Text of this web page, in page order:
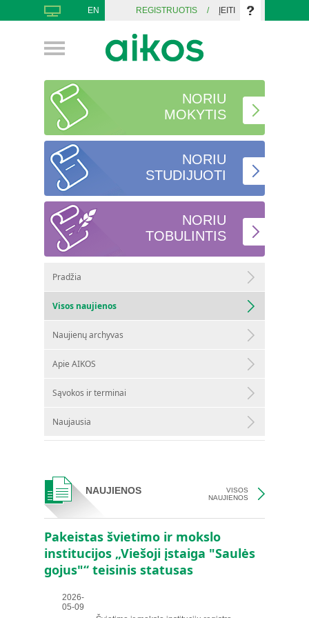
EN REGISTRUOTIS / ĮEITI
NORIU
MOKYTIS
NORIU
STUDIJUOTI
NORIU
TOBULINTIS
Pradžia
Visos naujienos
Naujienų archyvas
Apie AIKOS
Sąvokos ir terminai
Naujausia
NAUJIENOS
VISOS
NAUJIENOS
Pakeistas švietimo ir mokslo
institucijos „Viešoji įstaiga "Saulės
gojus"“ teisinis statusas
2026-
05-09